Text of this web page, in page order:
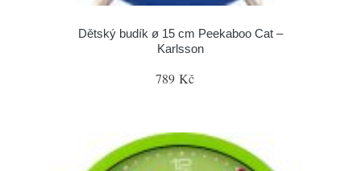
Dětský budík ø 15 cm Peekaboo Cat –
Karlsson
789 Kč